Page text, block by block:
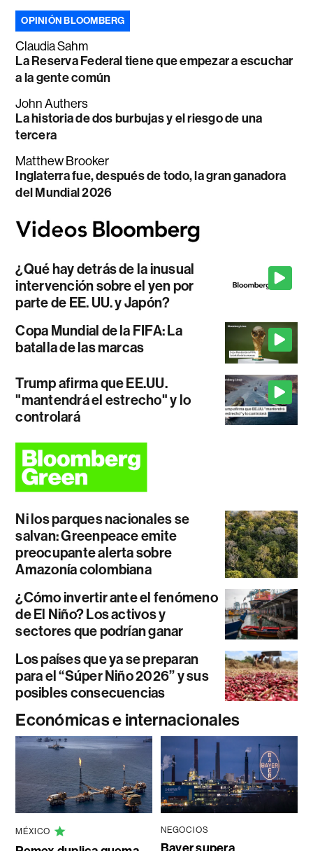
OPINIÓN BLOOMBERG
Claudia Sahm
La Reserva Federal tiene que empezar a escuchar
a la gente común
John Authers
La historia de dos burbujas y el riesgo de una
tercera
Matthew Brooker
Inglaterra fue, después de todo, la gran ganadora
del Mundial 2026
¿Qué hay detrás de la inusual
intervención sobre el yen por
parte de EE. UU. y Japón?
Copa Mundial de la FIFA: La
batalla de las marcas
Trump afirma que EE.UU.
"mantendrá el estrecho" y lo
controlará
Ni los parques nacionales se
salvan: Greenpeace emite
preocupante alerta sobre
Amazonía colombiana
¿Cómo invertir ante el fenómeno
de El Niño? Los activos y
sectores que podrían ganar
Los países que ya se preparan
para el “Súper Niño 2026” y sus
posibles consecuencias
Económicas e internacionales
MÉXICO NEGOCIOS